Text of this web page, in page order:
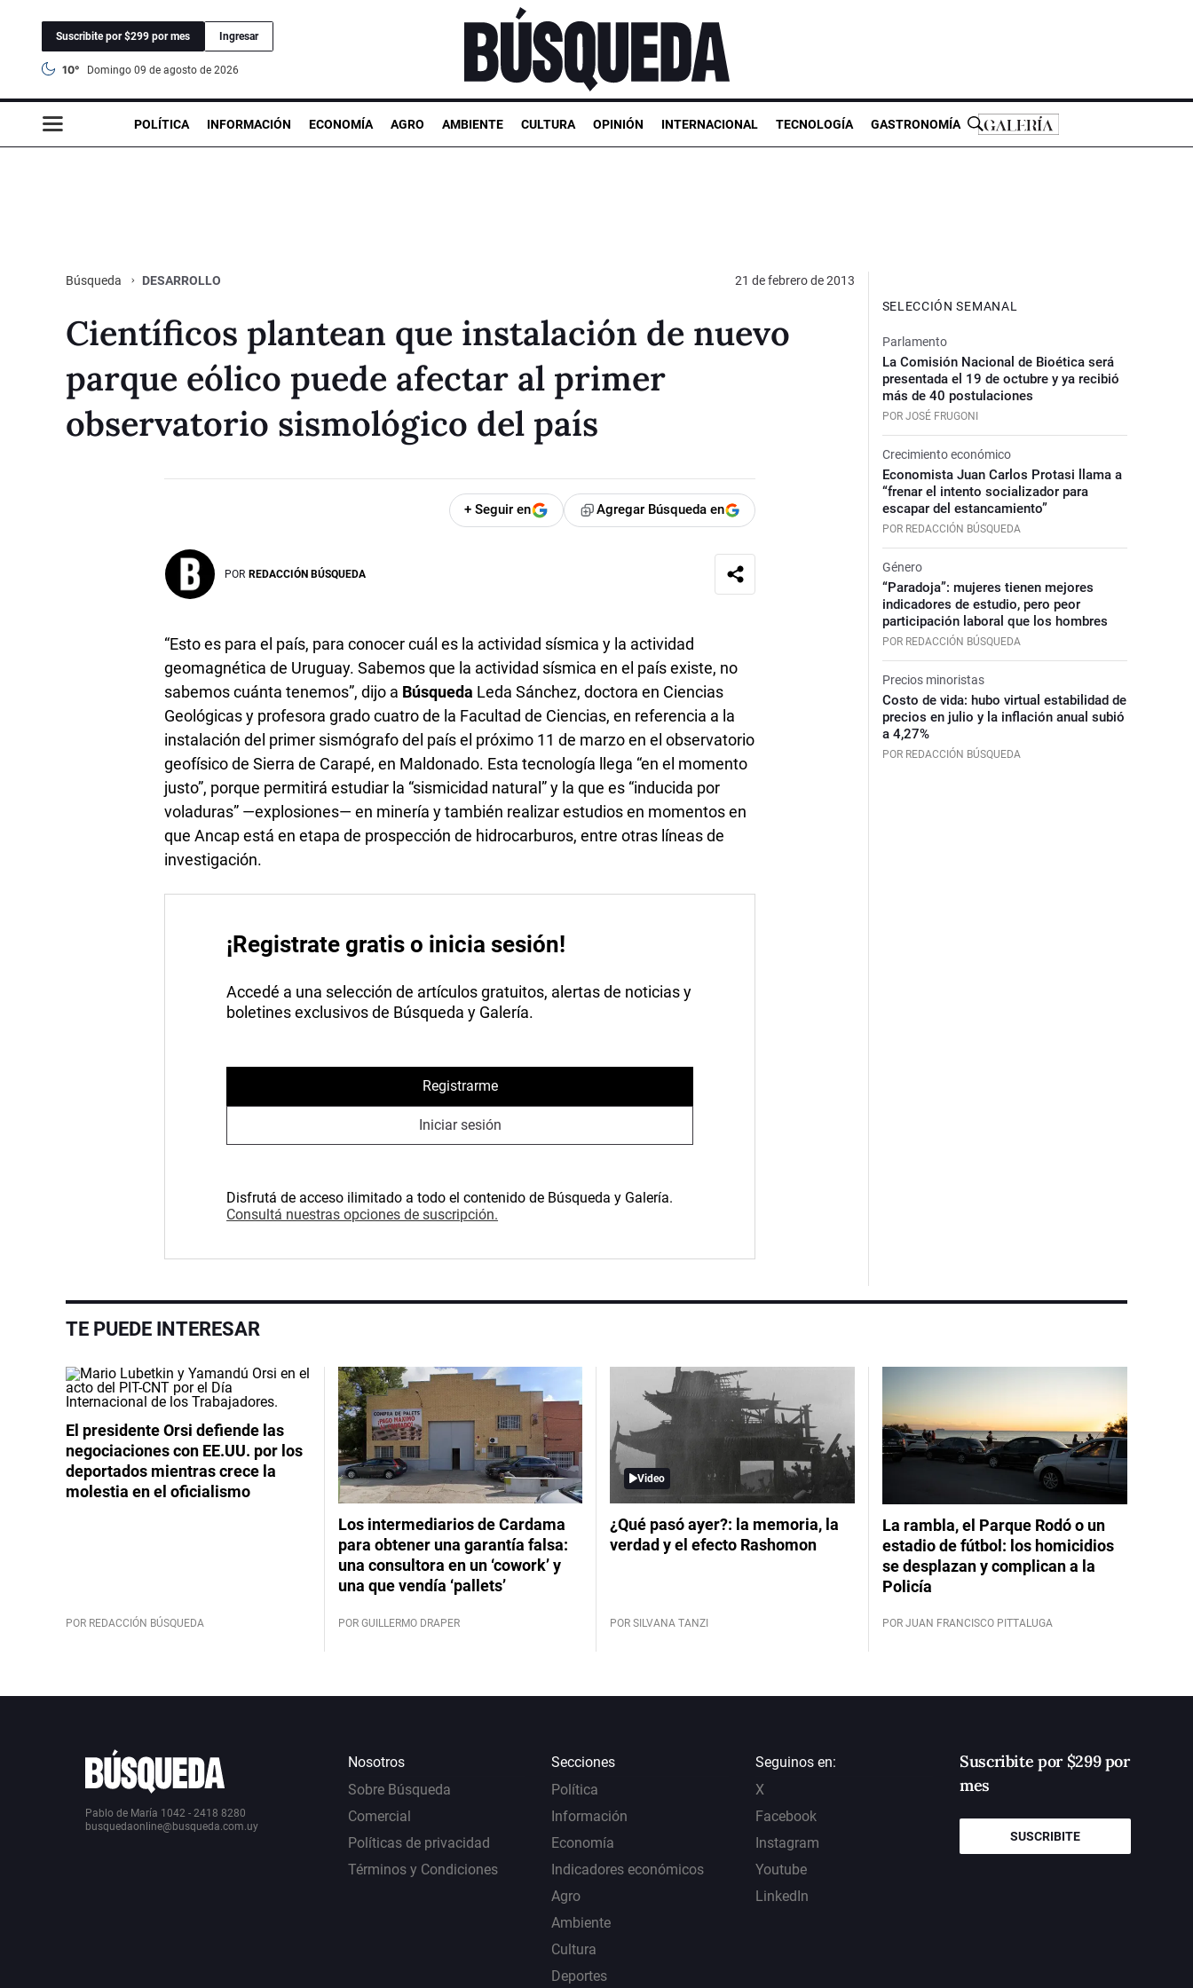
Suscribite por $299 por mes Ingresar
10° domingo 09 de agosto de 2026
POLÍTICA INFORMACIÓN ECONOMÍA AGRO AMBIENTE CULTURA OPINIÓN INTERNACIONAL TECNOLOGÍA GASTRONOMÍA
Búsqueda DESARROLLO 21 de febrero de 2013
Científicos plantean que instalación de nuevo
parque eólico puede afectar al primer
observatorio sismológico del país
+ Seguir en Agregar Búsqueda en
POR REDACCIÓN BÚSQUEDA
“Esto es para el país, para conocer cuál es la actividad sísmica y la actividad
geomagnética de Uruguay. Sabemos que la actividad sísmica en el país existe, no
sabemos cuánta tenemos”, dijo a Búsqueda Leda Sánchez, doctora en Ciencias
Geológicas y profesora grado cuatro de la Facultad de Ciencias, en referencia a la
instalación del primer sismógrafo del país el próximo 11 de marzo en el observatorio
geofísico de Sierra de Carapé, en Maldonado. Esta tecnología llega “en el momento
justo”, porque permitirá estudiar la “sismicidad natural” y la que es “inducida por
voladuras” —explosiones— en minería y también realizar estudios en momentos en
que Ancap está en etapa de prospección de hidrocarburos, entre otras líneas de
investigación.
¡Registrate gratis o inicia sesión!
Accedé a una selección de artículos gratuitos, alertas de noticias y
boletines exclusivos de Búsqueda y Galería.
Registrarme
Iniciar sesión
Disfrutá de acceso ilimitado a todo el contenido de Búsqueda y Galería.
Consultá nuestras opciones de suscripción.
SELECCIÓN SEMANAL
Parlamento
La Comisión Nacional de Bioética será
presentada el 19 de octubre y ya recibió
más de 40 postulaciones
POR JOSÉ FRUGONI
Crecimiento económico
Economista Juan Carlos Protasi llama a
“frenar el intento socializador para
escapar del estancamiento”
POR REDACCIÓN BÚSQUEDA
Género
“Paradoja”: mujeres tienen mejores
indicadores de estudio, pero peor
participación laboral que los hombres
POR REDACCIÓN BÚSQUEDA
Precios minoristas
Costo de vida: hubo virtual estabilidad de
precios en julio y la inflación anual subió
a 4,27%
POR REDACCIÓN BÚSQUEDA
TE PUEDE INTERESAR
El presidente Orsi defiende las
negociaciones con EE.UU. por los
deportados mientras crece la
molestia en el oficialismo
POR REDACCIÓN BÚSQUEDA
Los intermediarios de Cardama
para obtener una garantía falsa:
una consultora en un ‘cowork’ y
una que vendía ‘pallets’
POR GUILLERMO DRAPER
Video
¿Qué pasó ayer?: la memoria, la
verdad y el efecto Rashomon
POR SILVANA TANZI
La rambla, el Parque Rodó o un
estadio de fútbol: los homicidios
se desplazan y complican a la
Policía
POR JUAN FRANCISCO PITTALUGA
Pablo de María 1042 - 2418 8280
busquedaonline@busqueda.com.uy
Nosotros
Sobre Búsqueda
Comercial
Políticas de privacidad
Términos y Condiciones
Secciones
Política
Información
Economía
Indicadores económicos
Agro
Ambiente
Cultura
Deportes
Seguinos en:
X
Facebook
Instagram
Youtube
LinkedIn
Suscribite por $299 por
mes
SUSCRIBITE